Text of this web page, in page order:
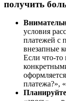
получить
условия
платежей с
внезапные
Если что-
платежа?»,